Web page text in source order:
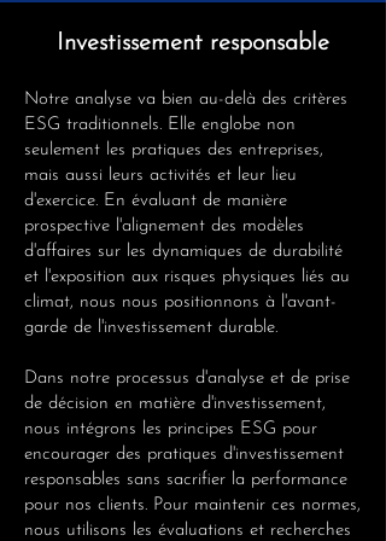
Investissement responsable
Notre analyse va bien au-delà des critères
ESG traditionnels. Elle englobe non
seulement les pratiques des entreprises,
mais aussi leurs activités et leur lieu
d'exercice. En évaluant de manière
prospective l'alignement des modèles
d'affaires sur les dynamiques de durabilité
et l'exposition aux risques physiques liés au
climat, nous nous positionnons à l'avant-
garde de l'investissement durable.
Dans notre processus d'analyse et de prise
de décision en matière d'investissement,
nous intégrons les principes ESG pour
encourager des pratiques d'investissement
responsables sans sacrifier la performance
pour nos clients. Pour maintenir ces normes,
nous utilisons les évaluations et recherches